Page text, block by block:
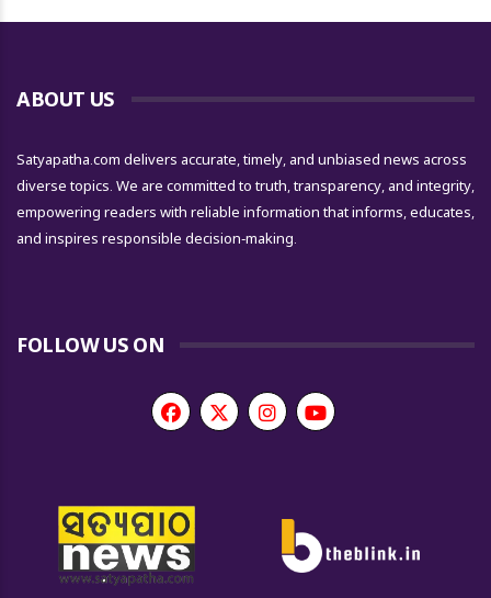
ABOUT US
Satyapatha.com delivers accurate, timely, and unbiased news across
diverse topics. We are committed to truth, transparency, and integrity,
empowering readers with reliable information that informs, educates,
and inspires responsible decision-making.
FOLLOW US ON